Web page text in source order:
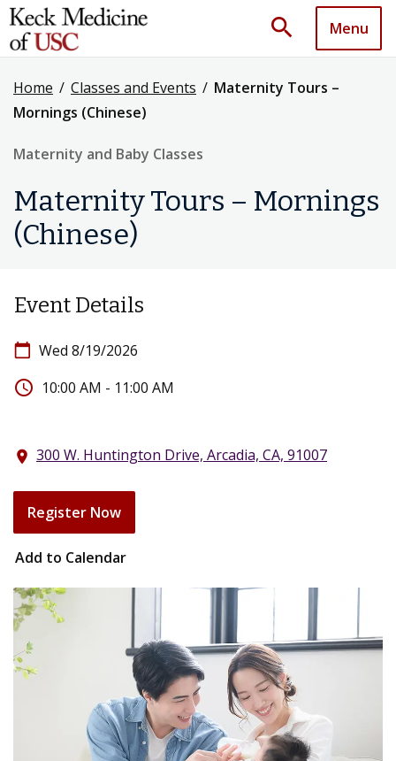
search Menu
Home / Classes and Events / Maternity Tours –
Mornings (Chinese)
Maternity and Baby Classes
Maternity Tours – Mornings
(Chinese)
Event Details
calendar_today Wed 8/19/2026
access_time 10:00 AM - 11:00 AM
location_on 300 W. Huntington Drive, Arcadia, CA, 91007
Register Now
Add to Calendar